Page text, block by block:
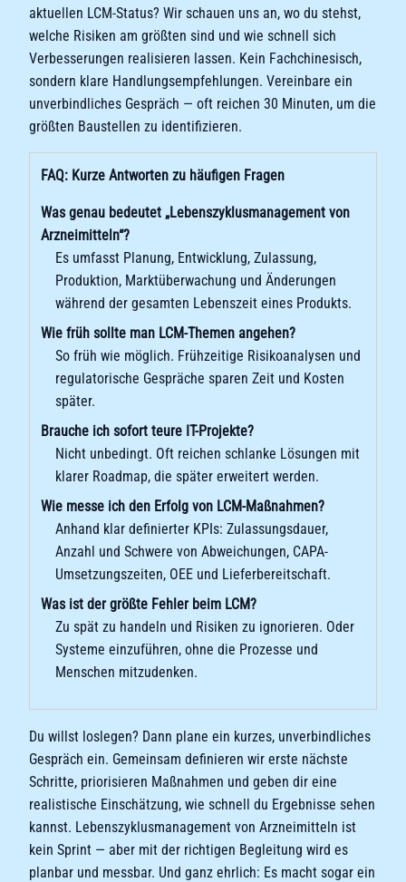
aktuellen LCM-Status? Wir schauen uns an, wo du stehst,
welche Risiken am größten sind und wie schnell sich
Verbesserungen realisieren lassen. Kein Fachchinesisch,
sondern klare Handlungsempfehlungen. Vereinbare ein
unverbindliches Gespräch — oft reichen 30 Minuten, um die
größten Baustellen zu identifizieren.
FAQ: Kurze Antworten zu häufigen Fragen
Was genau bedeutet „Lebenszyklusmanagement von
Arzneimitteln“?
Es umfasst Planung, Entwicklung, Zulassung,
Produktion, Marktüberwachung und Änderungen
während der gesamten Lebenszeit eines Produkts.
Wie früh sollte man LCM-Themen angehen?
So früh wie möglich. Frühzeitige Risikoanalysen und
regulatorische Gespräche sparen Zeit und Kosten
später.
Brauche ich sofort teure IT-Projekte?
Nicht unbedingt. Oft reichen schlanke Lösungen mit
klarer Roadmap, die später erweitert werden.
Wie messe ich den Erfolg von LCM-Maßnahmen?
Anhand klar definierter KPIs: Zulassungsdauer,
Anzahl und Schwere von Abweichungen, CAPA-
Umsetzungszeiten, OEE und Lieferbereitschaft.
Was ist der größte Fehler beim LCM?
Zu spät zu handeln und Risiken zu ignorieren. Oder
Systeme einzuführen, ohne die Prozesse und
Menschen mitzudenken.
Du willst loslegen? Dann plane ein kurzes, unverbindliches
Gespräch ein. Gemeinsam definieren wir erste nächste
Schritte, priorisieren Maßnahmen und geben dir eine
realistische Einschätzung, wie schnell du Ergebnisse sehen
kannst. Lebenszyklusmanagement von Arzneimitteln ist
kein Sprint — aber mit der richtigen Begleitung wird es
planbar und messbar. Und ganz ehrlich: Es macht sogar ein